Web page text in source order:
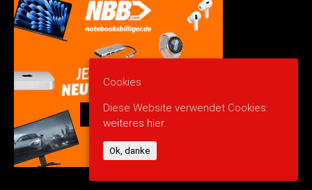
Cookies
Diese Website verwendet Cookies:
weiteres hier.
Ok, danke